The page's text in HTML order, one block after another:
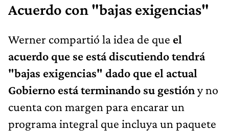
Acuerdo con "bajas exigencias"
Werner compartió la idea de que el
acuerdo que se está discutiendo tendrá
"bajas exigencias" dado que el actual
Gobierno está terminando su gestióny no
cuenta con margen para encarar un
programa integral que incluya un paquete